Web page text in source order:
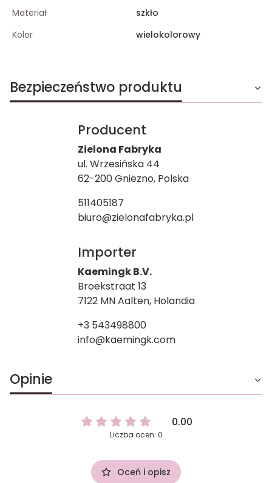
Materiał
szkło
Kolor
wielokolorowy
Bezpieczeństwo produktu
Producent
Zielona Fabryka
ul. Wrzesińska 44
62-200 Gniezno, Polska
511405187
biuro@zielonafabryka.pl
Importer
Kaemingk B.V.
Broekstraat 13
7122 MN Aalten, Holandia
+3 543498800
info@kaemingk.com
Opinie
0.00
Liczba ocen: 0
Oceń i opisz